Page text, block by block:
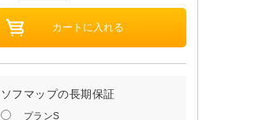
ソフマップの長期保証
プランS